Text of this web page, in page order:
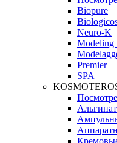
Biopure
Neuro‑K
Modeling
Premier
SPA